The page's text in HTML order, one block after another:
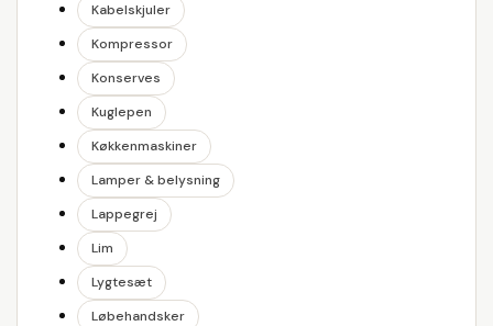
Kabelskjuler
Kompressor
Konserves
Kuglepen
Køkkenmaskiner
Lamper & belysning
Lappegrej
Lim
Lygtesæt
Løbehandsker